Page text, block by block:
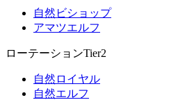
自然ビショップ
アマツエルフ
ローテーションTier2
自然ロイヤル
自然エルフ